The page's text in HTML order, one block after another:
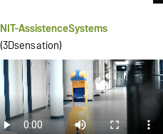
NIT-AssistenceSystems
(3Dsensation)